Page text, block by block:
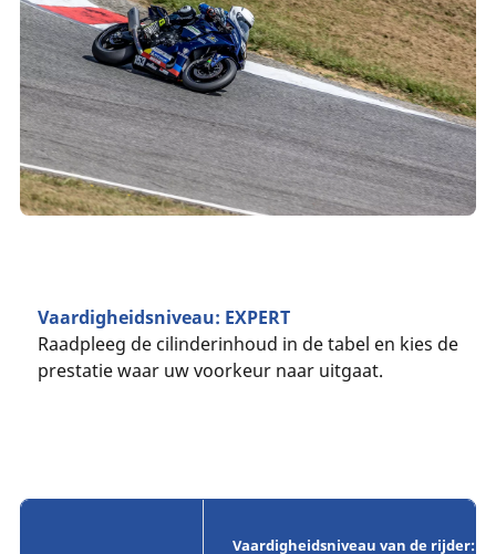
Vaardigheidsniveau: EXPERT
Raadpleeg de cilinderinhoud in de tabel en kies de
prestatie waar uw voorkeur naar uitgaat.
Vaardigheidsniveau van de rijder: